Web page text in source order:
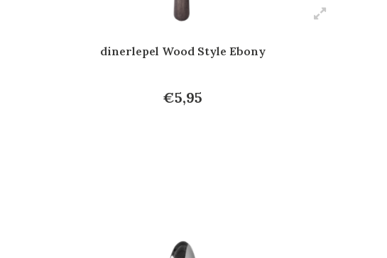
dinerlepel Wood Style Ebony
€5,95